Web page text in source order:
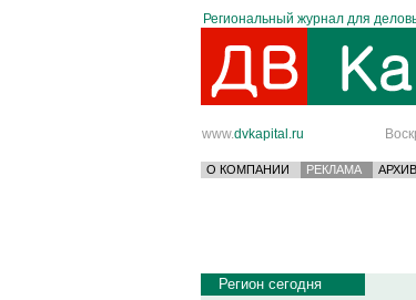
Региональный журнал для
www.dvkapital.ru
О КОМПАНИИ РЕКЛАМА АРХИВ
Регион сегодня